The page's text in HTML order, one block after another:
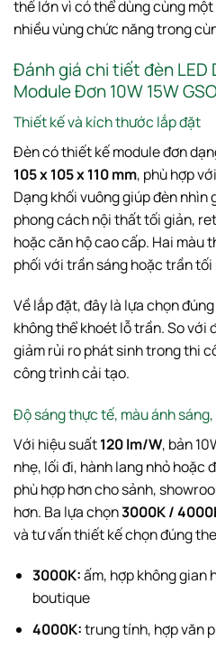
thế lớn vì có thể dùng cùng
nhiều vùng chức năng trong
Đánh giá chi tiết đèn LED
Module Đơn 10W 15W
Thiết kế và kích thước lắp đặt
Đèn có thiết kế module đơn
105 x 105 x 110 mm, phù hợp
Dạng khối vuông giúp đèn nhìn
phong cách nội thất tối giản,
hoặc căn hộ cao cấp. Hai màu
phối với trần sáng hoặc trần tối
Về lắp đặt, đây là lựa chọn
không thể khoét lỗ trần. So với
giảm rủi ro phát sinh trong thi
công trình cải tạo.
Độ sáng thực tế, màu ánh sáng,
Với hiệu suất120 lm/W, bản
nhẹ, lối đi, hành lang nhỏ hoặc
phù hợp hơn cho sảnh,
hơn. Ba lựa chọn3000K /
và tư vấn thiết kế chọn đúng
3000K:ấm, hợp không gian
boutique
4000K:trung tính, hợp văn